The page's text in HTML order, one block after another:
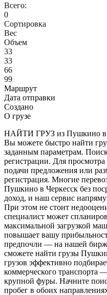
Всего:
0
Сортировка
Вес
Объем
33
33
66
99
Маршрут
Дата отправки
Создано
О грузе
НАЙТИ ГРУЗ из Пушкино в
Вы можете быстро найти
заданным параметрам.
регистрации. Для
подачи предложения или
регистрация. Многие
Пушкино в Черкесск без
доход, и наш сервис
При этом не стоит
специалист может
максимальной загрузкой
повышает вашу
предпочли — на нашей
сможете найти грузы
грузов эффективно
коммерческого транспорта
крупной фуры. Начните
пробег в обоих